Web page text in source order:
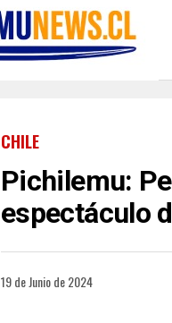
CHILE
Pichilemu:
espectáculo
19 de Junio de 2024